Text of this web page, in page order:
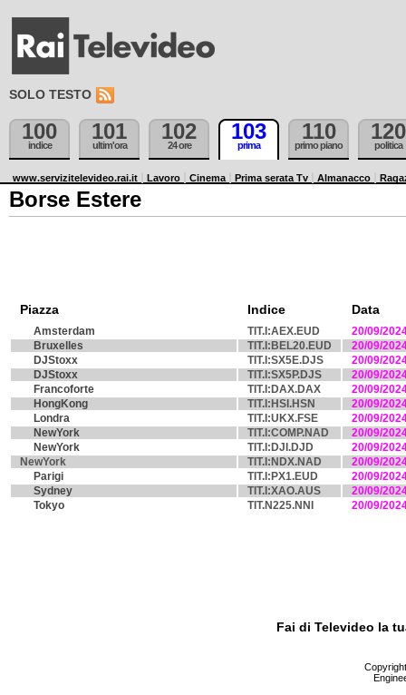
SOLO TESTO
100
indice
101
ultim'ora
102
24 ore
103
prima
110
primo piano
120
politica
www.servizitelevideo.rai.it Lavoro Cinema Prima serata Tv Almanacco
Borse Estere
Piazza Indice Data
Amsterdam TIT.I:AEX.EUD
20/09/
Bruxelles
TIT.I:BEL20.EUD
20/09/
DJStoxx
TIT.I:SX5E.DJS
20/09/
DJStoxx
TIT.I:SX5P.DJS
20/09/
Francoforte
TIT.I:DAX.DAX
20/09/
HongKong
TIT.I:HSI.HSN
20/09/
Londra
TIT.I:UKX.FSE
20/09/
NewYork
TIT.I:COMP.NAD
20/09/
NewYork
TIT.I:DJI.DJD
20/09/
NewYork
TIT.I:NDX.NAD
20/09/
Parigi
TIT.I:PX1.EUD
20/09/
Sydney
TIT.I:XAO.AUS
20/09/
Tokyo
TIT.N225.NNI 20/09/
Fai di Televideo la